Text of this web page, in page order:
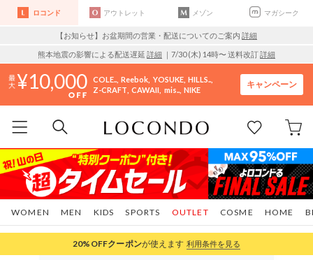
ロコンド アウトレット メゾン マガシーク
【お知らせ】お盆期間の営業・配送についてのご案内 詳細
熊本地震の影響による配送遅延 詳細 ｜7/30 (木) 14時〜 送料改訂詳細
10,000 COLE.. Reebok YOSUKE HILLS..
Z-CRAFT CAWAII mis.. NIKE
キャンペーン
WOMEN MEN KIDS SPORTS COSME HOME
OUTLET
20%OFFクーポンが使えます 利用条件を見る